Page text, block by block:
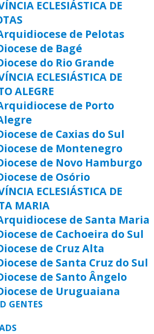
ECLESIÁSTICA DE
de Pelotas
de Bagé
do Rio Grande
ECLESIÁSTICA DE
ALEGRE
de Porto
de Caxias do Sul
de Montenegro
de Novo Hamburgo
de Osório
ECLESIÁSTICA DE
MARIA
de Santa Maria
de Cachoeira do Sul
de Cruz Alta
de Santa Cruz do Sul
de Santo Ângelo
de Uruguaiana
GENTES